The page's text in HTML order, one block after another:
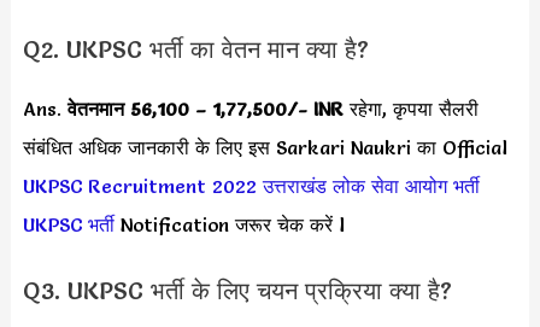
Q2. UKPSC भर्ती का वेतन मान क्या है?
Ans.वेतनमान 56,100 – 1,77,500/- INRरहेगा, कृपया सैलरी
संबंधित अधिक जानकारी के लिए इस Sarkari Naukri का Official
UKPSC Recruitment 2022 उत्तराखंड लोक सेवा आयोग भर्ती
UKPSC भर्तीNotification जरूर चेक करें l
Q3. UKPSC भर्ती के लिए चयन प्रक्रिया क्या है?